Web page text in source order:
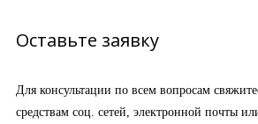
Оставьте заявку
Для консультации по всем вопросам
средствам соц. сетей, электронной почты